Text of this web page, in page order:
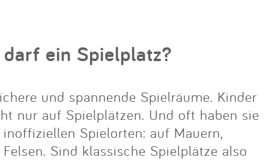
ein Spielplatz?
und spannende Spielräume. Kinder
nur auf Spielplätzen. Und oft haben sie
Spielorten: auf Mauern,
Sind klassische Spielplätze also